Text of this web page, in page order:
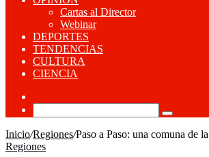
Cartas al Director
Webinar
DEPORTES
TENDENCIAS
CULTURA
CIENCIA
azar
Buscar
Inicio/Regiones/Paso a Paso: una comuna de
Regiones